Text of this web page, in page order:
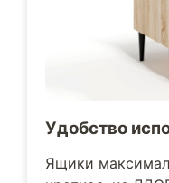
Удобство
Ящики